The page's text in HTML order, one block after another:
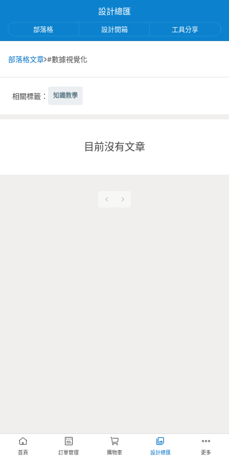
設計總匯
部落格 設計開箱 工具分享
部落格文章 #數據視覺化
相關標籤： 知識教學
目前沒有文章
首頁 訂單管理 購物車 設計總匯 更多